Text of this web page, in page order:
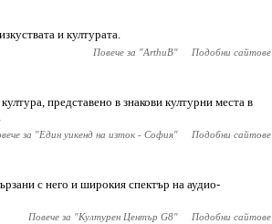
и културата.
Повече за "ArthuB" Подобни сайтове
представено в знакови културни места в
за "Един уикенд на изток - София" Подобни сайтове
с него и широкия спектър на аудио-
Повече за "Културен Център G8" Подобни сайтове